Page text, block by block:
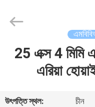
বাড়ি
Rights
25 এক্স 4 মিমি
এরিয়া
উৎপত্তি স্থল:
চীন